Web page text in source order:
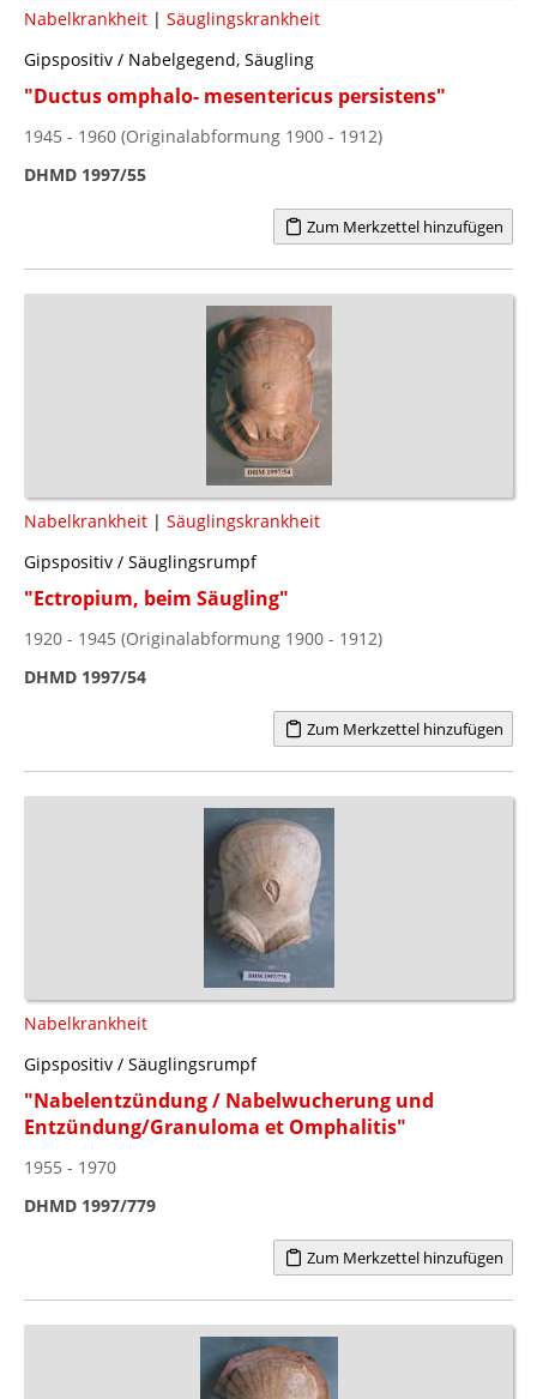
Nabelkrankheit | Säuglingskrankheit
Gipspositiv / Nabelgegend, Säugling
"Ductus omphalo- mesentericus persistens"
1945 - 1960 (Originalabformung 1900 - 1912)
DHMD 1997/55
Zum Merkzettel hinzufügen
Nabelkrankheit | Säuglingskrankheit
Gipspositiv / Säuglingsrumpf
"Ectropium, beim Säugling"
1920 - 1945 (Originalabformung 1900 - 1912)
DHMD 1997/54
Zum Merkzettel hinzufügen
Nabelkrankheit
Gipspositiv / Säuglingsrumpf
"Nabelentzündung / Nabelwucherung und
Entzündung/Granuloma et Omphalitis"
1955 - 1970
DHMD 1997/779
Zum Merkzettel hinzufügen